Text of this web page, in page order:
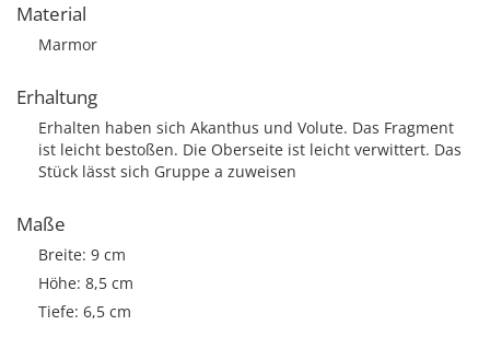
Material
Marmor
Erhaltung
Erhalten haben sich Akanthus und Volute. Das Fragment
ist leicht bestoßen. Die Oberseite ist leicht verwittert. Das
Stück lässt sich Gruppe a zuweisen
Maße
Breite: 9 cm
Höhe: 8,5 cm
Tiefe: 6,5 cm